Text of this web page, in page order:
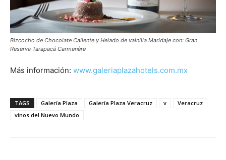
Bizcocho de Chocolate Caliente y Helado de vainilla Maridaje con: Gran
Reserva Tarapacá Carmenère
Más información: www.galeriaplazahotels.com.mx
TAGS Galería Plaza Galería Plaza Veracruz v
Veracruz
vinos del Nuevo Mundo